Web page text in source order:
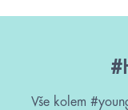
Vše kolem